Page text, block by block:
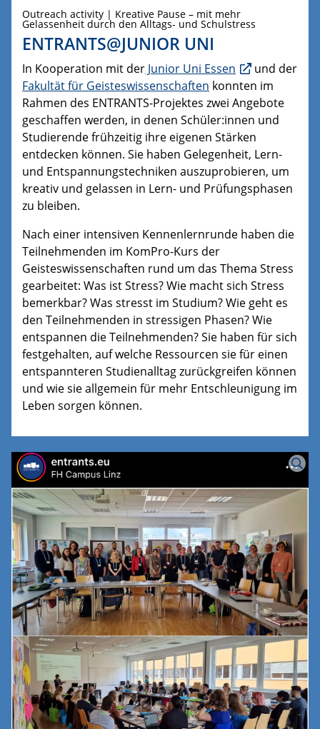
Outreach activity | Kreative Pause – mit mehr
Gelassenheit durch den Alltags- und Schulstress
ENTRANTS@JUNIOR UNI
In Kooperation mit der Junior Uni Essen
und der
Fakultät für Geisteswissenschaften konnten im
Rahmen des ENTRANTS-Projektes zwei Angebote
geschaffen werden, in denen Schüler:innen und
Studierende frühzeitig ihre eigenen Stärken
entdecken können. Sie haben Gelegenheit, Lern-
und Entspannungstechniken auszuprobieren, um
kreativ und gelassen in Lern- und Prüfungsphasen
zu bleiben.
Nach einer intensiven Kennenlernrunde haben die
Teilnehmenden im KomPro-Kurs der
Geisteswissenschaften rund um das Thema Stress
gearbeitet: Was ist Stress? Wie macht sich Stress
bemerkbar? Was stresst im Studium? Wie geht es
den Teilnehmenden in stressigen Phasen? Wie
entspannen die Teilnehmenden? Sie haben für sich
festgehalten, auf welche Ressourcen sie für einen
entspannteren Studienalltag zurückgreifen können
und wie sie allgemein für mehr Entschleunigung im
Leben sorgen können.